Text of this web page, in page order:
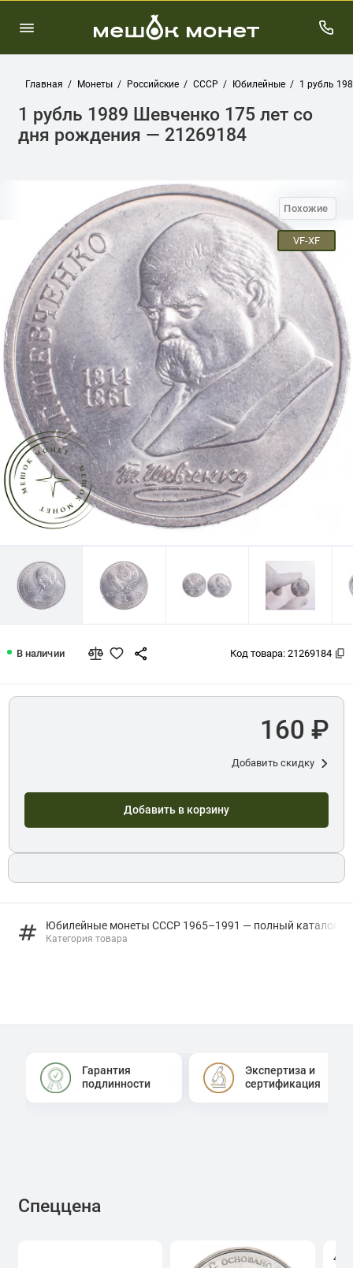
Главная Монеты Российские СССР Юбилейные 1 рубль
1 рубль 1989 Шевченко 175 лет со
дня рождения — 21269184
Похожие
VF-XF
В наличии Код товара: 21269184
Юбилейные монеты СССР 1965–1991 — полный каталог
Категория товара
160 ₽
Добавить скидку
Добавить в корзину
Гарантия
подлинности
Экспертиза и
сертификация
Спеццена
4.0